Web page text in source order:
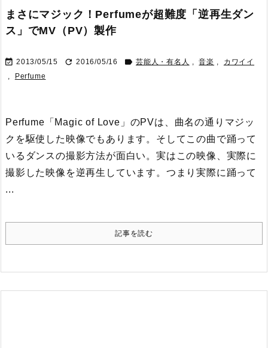
まさにマジック！Perfumeが超難度「逆再生ダン
ス」でMV（PV）製作
 2013/05/15  2016/05/16  芸能人・有名人 , 音楽 ,
カワイイ
,
Perfume
Perfume「Magic of Love」のPVは、曲名の通りマジッ
クを駆使した映像でもあります。 そしてこの曲で踊って
いるダンスの撮影方法が面白い。実はこの映像、実際に
撮影した映像を逆再生しています。つまり実際に踊って
...
記事を読む